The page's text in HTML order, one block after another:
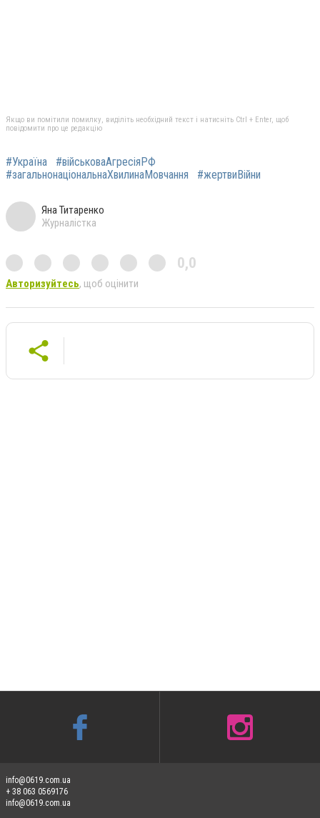
Якщо ви помітили помилку, виділіть необхідний текст і натисніть Ctrl + Enter, щоб
повідомити про це редакцію
#Україна
#військоваАгресіяРФ
#загальнонаціональнаХвилинаМовчання
#жертвиВійни
Яна Титаренко
Журналістка
0,0
Авторизуйтесь, щоб оцінити
info@0619.com.ua
+ 38 063 0569176
info@0619.com.ua